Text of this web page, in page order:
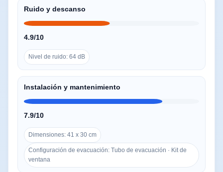
Ruido y descanso
4.9/10
Nivel de ruido: 64 dB
Instalación y mantenimiento
7.9/10
Dimensiones: 41 x 30 cm
Configuración de evacuación: Tubo de evacuación · Kit de
ventana